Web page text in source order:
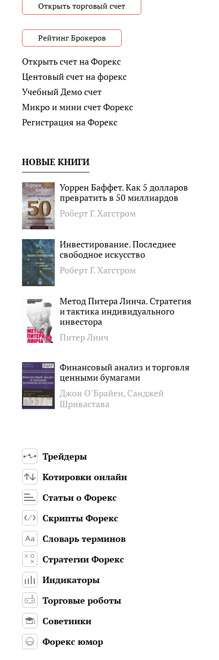
Открыть торговый счет
Рейтинг Брокеров
Открыть счет на Форекс
Центовый счет на форекс
Учебный Демо счет
Микро и мини счет Форекс
Регистрация на Форекс
НОВЫЕ КНИГИ
Уоррен Баффет. Как 5 долларов
превратить в 50 миллиардов
Роберт Г. Хагстром
Инвестирование. Последнее
свободное искусство
Роберт Г. Хагстром
Метод Питера Линча. Стратегия
и тактика индивидуального
инвестора
Питер Линч
Финансовый анализ и торговля
ценными бумагами
Джон О`Брайен, Санджей
Шривастава
Трейдеры
Котировки онлайн
Статьи о Форекс
Скрипты Форекс
Словарь терминов
Стратегии Форекс
Индикаторы
Торговые роботы
Советники
Форекс юмор